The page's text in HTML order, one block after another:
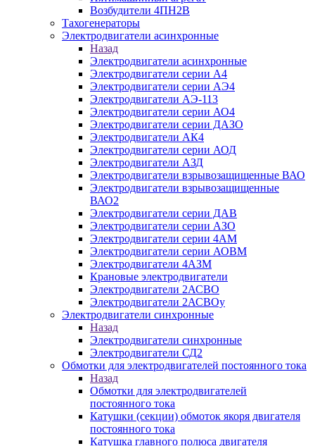
Возбудители 4ПН2В
Тахогенераторы
Электродвигатели асинхронные
Назад
Электродвигатели асинхронные
Электродвигатели серии А4
Электродвигатели серии АЭ4
Электродвигатели АЭ-113
Электродвигатели серии АО4
Электродвигатели серии ДАЗО
Электродвигатели АК4
Электродвигатели серии АОД
Электродвигатели АЗД
Электродвигатели взрывозащищенные ВАО
Электродвигатели взрывозащищенные
ВАО2
Электродвигатели серии ДАВ
Электродвигатели серии АЗО
Электродвигатели серии 4АМ
Электродвигатели серии АОВМ
Электродвигатели 4АЗМ
Крановые электродвигатели
Электродвигатели 2АСВО
Электродвигатели 2АСВОу
Электродвигатели синхронные
Назад
Электродвигатели синхронные
Электродвигатели СД2
Обмотки для электродвигателей постоянного тока
Назад
Обмотки для электродвигателей
постоянного тока
Катушки (секции) обмоток якоря двигателя
постоянного тока
Катушка главного полюса двигателя